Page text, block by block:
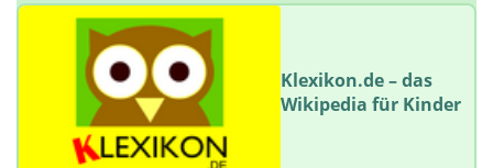
Klexikon.de – das
Wikipedia für Kinder